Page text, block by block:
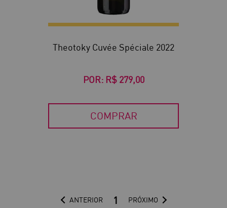
Theotoky Cuvée Spéciale 2022
POR: R$ 279,00
COMPRAR
ANTERIOR 1 PRÓXIMO